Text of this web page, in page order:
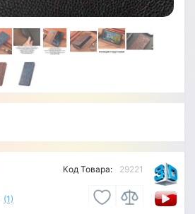
(1)
Код Товара: 29221